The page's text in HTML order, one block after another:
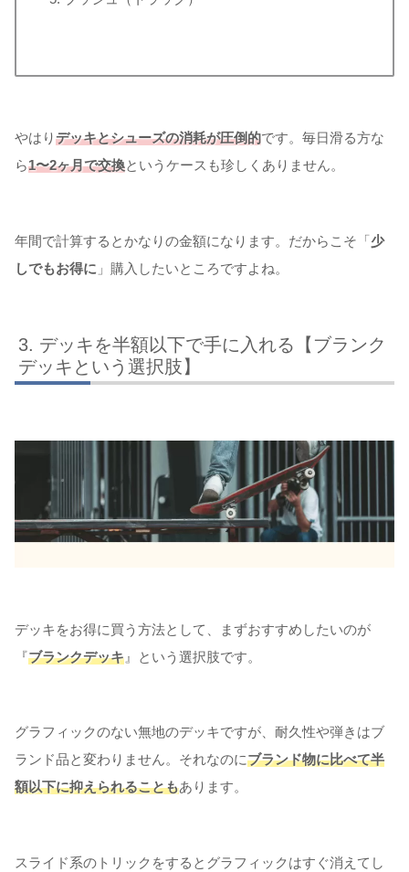
やはりデッキとシューズの消耗が圧倒的です。毎日滑る方な
ら1〜2ヶ月で交換というケースも珍しくありません。
年間で計算するとかなりの金額になります。だからこそ「少
しでもお得に 」購入したいところですよね。
デッキを半額以下で手に入れる【ブランク
デッキという選択肢】
デッキをお得に買う方法として、まずおすすめしたいのが
『ブランクデッキ 』という選択肢です。
グラフィックのない無地のデッキですが、耐久性や弾きはブ
ランド品と変わりません。それなのにブランド物に比べて半
額以下に抑えられることもあります。
スライド系のトリックをするとグラフィックはすぐ消えてし